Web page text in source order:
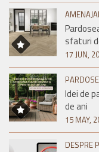
sfaturi
17 JUN,
Idei de
de ani
15 MAY,
DESPRE